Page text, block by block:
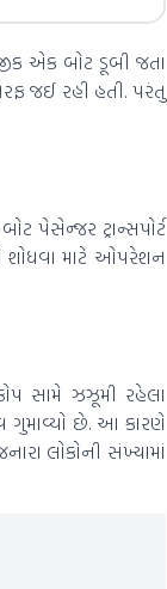
એક બોટ ડૂબી જતા
જઈ રહી હતી. પરંતુ
પેસેન્જર ટ્રાન્સપોર્ટ
શોધવા માટે ઓપરેશન
સામે ઝઝૂમી રહેલા
ગુમાવ્યો છે. આ કારણે
લોકોની સંખ્યામાં